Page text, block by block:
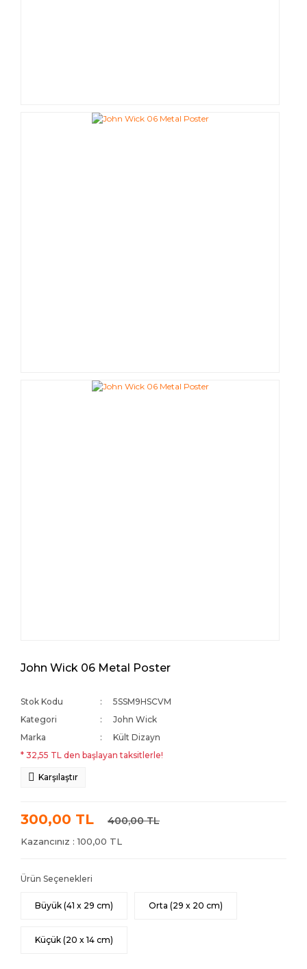
John Wick 06 Metal Poster
Stok Kodu
5SSM9HSCVM
Kategori
John Wick
Marka
Kült Dizayn
* 32,55 TL den başlayan taksitlerle!
Karşılaştır
300,00 TL 400,00 TL
Kazancınız : 100,00 TL
Ürün Seçenekleri
Büyük (41 x 29 cm) Orta (29 x 20 cm)
Küçük (20 x 14 cm)